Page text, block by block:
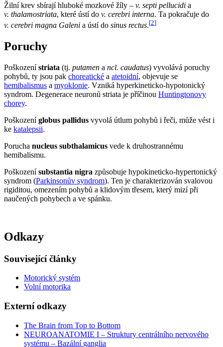
Žilní krev sbírají hluboké mozkové žíly – v. septi pellucidi a
v. thalamostriata, které ústí do v. cerebri interna. Ta pokračuje do
v. cerebri magna Galeni a ústí do sinus rectus.[2]
Poruchy
Poškozenístriata (tj. putamen a ncl. caudatus) vyvolává poruchy
pohybů, ty jsou pak choreatické a atetoidní, objevuje se
hemibalismus a myoklonie. Vzniká hyperkineticko-hypotonický
syndrom. Degenerace neuronů striata je příčinou Huntingtonovy
chorey.
Poškozeníglobus pallidus vyvolá útlum pohybů i řeči, může vést i
ke katalepsii.
Porucha nucleus subthalamicus vede k druhostrannému
hemibalismu.
Poškozenísubstantia nigra způsobuje hypokineticko-hypertonický
syndrom (Parkinsonův syndrom). Ten je charakterizován svalovou
rigiditou, omezením pohybů a klidovým třesem, který mizí při
naučených pohybech a ve spánku.
Odkazy
Související články
Motorický systém
Volní motorika
Externí odkazy
The Brain from Top to Bottom
NEUROANATOMIE I – Struktury centrálního nervového
systému – Bazální ganglia